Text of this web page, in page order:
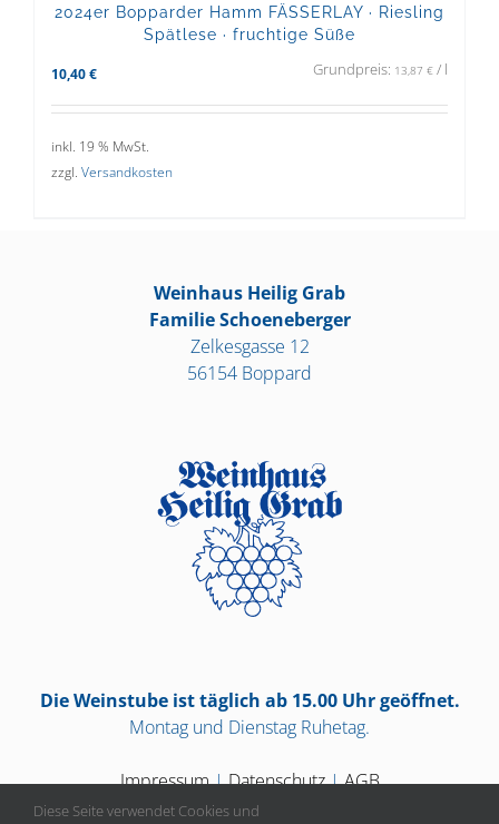
2024er Bopparder Hamm FÄSSERLAY · Riesling
Spätlese · fruchtige Süße
10,40 € Grundpreis: 13,87 € / l
inkl. 19 % MwSt.
zzgl. Versandkosten
Weinhaus Heilig Grab
Familie Schoeneberger
Zelkesgasse 12
56154 Boppard
Die Weinstube ist täglich ab 15.00 Uhr geöffnet.
Montag und Dienstag Ruhetag.
Impressum|Datenschutz|AGB
Diese Seite verwendet Cookies und